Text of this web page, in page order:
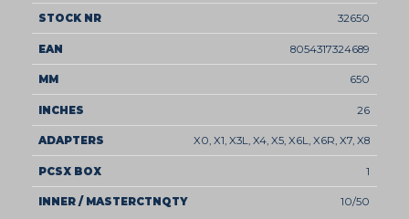
32650
8054317324689
650
26
X0, X1, X3L, X4, X5, X6L, X6R, X7, X8
1
10/50